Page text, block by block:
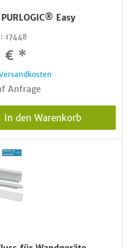
Easy
17448
€ *
Anfrage
In den Warenkorb